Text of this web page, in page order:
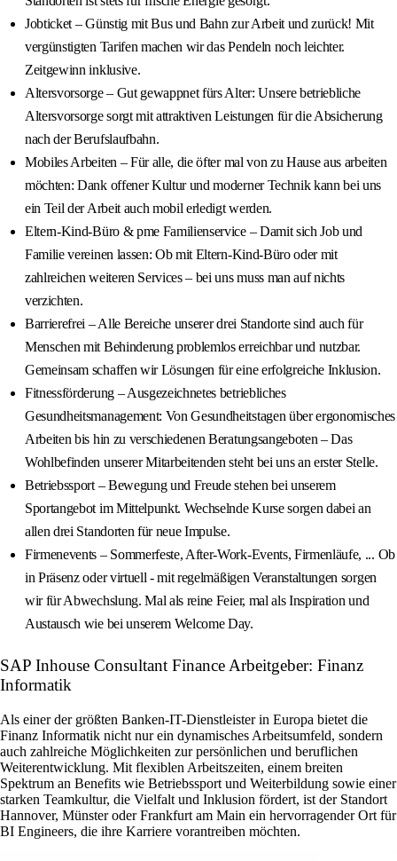
Jobticket – Günstig mit Bus und Bahn zur Arbeit und zurück! Mit
vergünstigten Tarifen machen wir das Pendeln noch leichter.
Zeitgewinn inklusive.
Altersvorsorge – Gut gewappnet fürs Alter: Unsere betriebliche
Altersvorsorge sorgt mit attraktiven Leistungen für die Absicherung
nach der Berufslaufbahn.
Mobiles Arbeiten – Für alle, die öfter mal von zu Hause aus arbeiten
möchten: Dank offener Kultur und moderner Technik kann bei uns
ein Teil der Arbeit auch mobil erledigt werden.
Eltern-Kind-Büro & pme Familienservice – Damit sich Job und
Familie vereinen lassen: Ob mit Eltern-Kind-Büro oder mit
zahlreichen weiteren Services – bei uns muss man auf nichts
verzichten.
Barrierefrei – Alle Bereiche unserer drei Standorte sind auch für
Menschen mit Behinderung problemlos erreichbar und nutzbar.
Gemeinsam schaffen wir Lösungen für eine erfolgreiche Inklusion.
Fitnessförderung – Ausgezeichnetes betriebliches
Gesundheitsmanagement: Von Gesundheitstagen über ergonomisches
Arbeiten bis hin zu verschiedenen Beratungsangeboten – Das
Wohlbefinden unserer Mitarbeitenden steht bei uns an erster Stelle.
Betriebssport – Bewegung und Freude stehen bei unserem
Sportangebot im Mittelpunkt. Wechselnde Kurse sorgen dabei an
allen drei Standorten für neue Impulse.
Firmenevents – Sommerfeste, After‑Work‑Events, Firmenläufe, ... Ob
in Präsenz oder virtuell - mit regelmäßigen Veranstaltungen sorgen
wir für Abwechslung. Mal als reine Feier, mal als Inspiration und
Austausch wie bei unserem Welcome Day.
SAP Inhouse Consultant Finance Arbeitgeber: Finanz
Informatik
Als einer der größten Banken-IT-Dienstleister in Europa bietet die
Finanz Informatik nicht nur ein dynamisches Arbeitsumfeld, sondern
auch zahlreiche Möglichkeiten zur persönlichen und beruflichen
Weiterentwicklung. Mit flexiblen Arbeitszeiten, einem breiten
Spektrum an Benefits wie Betriebssport und Weiterbildung sowie einer
starken Teamkultur, die Vielfalt und Inklusion fördert, ist der Standort
Hannover, Münster oder Frankfurt am Main ein hervorragender Ort für
BI Engineers, die ihre Karriere vorantreiben möchten.